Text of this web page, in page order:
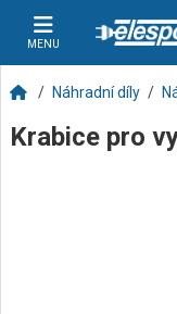
MENU
Náhradní díly
Krabice pro